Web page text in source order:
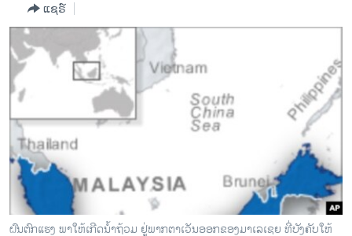
ໂລກ
ເອເຊຍ
ອິດສະຫຼະພາບດ້ານການຂ່າວ
ຊີວິດຊາວລາວ
ຊຸມຊົນຊາວລາວ
ວິທະຍາສາດ-ເທັກໂນໂລຈີ
ທຸລະກິດ
ພາສາອັງກິດ
ແຊຣ໌
ຝົນ​ຕົກ​​ແຮງ ​​ພາໃຫ້ເກີດ​ນໍ້າຖ້ວມ ຢູ່​ພາກ​ຕາ​ເວັນ​ອອກ​ຂອງມາ​ເລ​ເຊຍ ທີ່ບັງ​ຄັບ​ໃຫ້